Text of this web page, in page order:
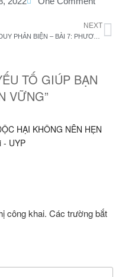
NEXT
TƯ DUY PHẢN BIỆN – BÀI 7: PHƯƠNG PHÁP TRANH BIỆN￼
TỐ GIÚP BẠN
VỮNG”
HẠI KHÔNG NÊN HẸN
- UYP
công khai. Các trường bắt